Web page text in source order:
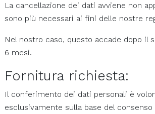
La cancellazione dei dati avviene non
sono più necessari ai fini delle nostre
Nel nostro caso, questo accade dopo il
6 mesi.
Fornitura richiesta:
Il conferimento dei dati personali è
esclusivamente sulla base del